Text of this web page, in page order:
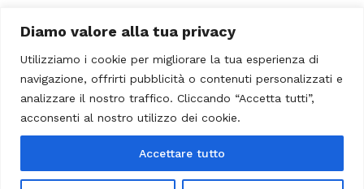
Diamo valore alla tua privacy
Utilizziamo i cookie per migliorare la tua esperienza di
navigazione, offrirti pubblicità o contenuti personalizzati e
analizzare il nostro traffico. Cliccando “Accetta tutti”,
acconsenti al nostro utilizzo dei cookie.
Accettare tutto